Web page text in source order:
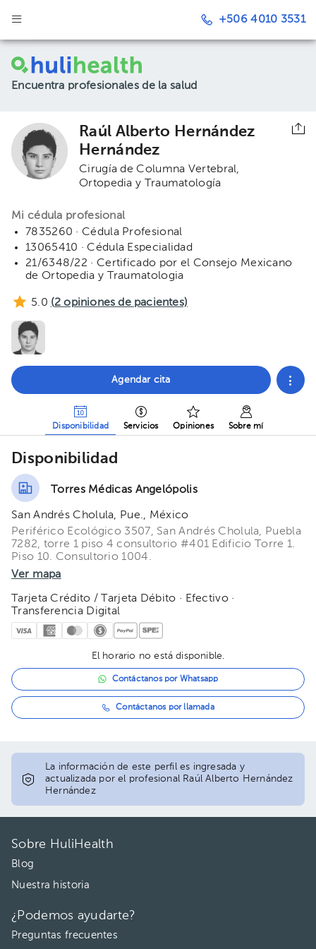
+506 4010 3531
Encuentra profesionales de la salud
Raúl Alberto Hernández
Hernández
Cirugía de Columna Vertebral
Ortopedia y Traumatología
Mi cédula profesional
7835260 · Cédula Profesional
13065410 · Cédula Especialidad
21/6348/22 · Certificado por el Consejo Mexicano
de Ortopedia y Traumatologia
5.0 (2 opiniones de pacientes)
Agendar cita
Disponibilidad Servicios Opiniones Sobre mí
Disponibilidad
Torres Médicas Angelópolis
San Andrés Cholula, Pue., México
Periférico Ecológico 3507, San Andrés Cholula, Puebla
7282, torre 1 piso 4 consultorio #401 Edificio Torre 1.
Piso 10. Consultorio 1004.
Ver mapa
Tarjeta Crédito / Tarjeta Débito · Efectivo ·
Transferencia Digital
El horario no está disponible.
Contáctanos por Whatsapp
Contáctanos por llamada
La información de este perfil es ingresada y
actualizada por el profesional Raúl Alberto Hernández
Hernández
Sobre HuliHealth
Blog
Nuestra historia
¿Podemos ayudarte?
Preguntas frecuentes